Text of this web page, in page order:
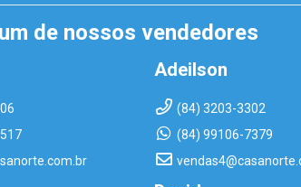
de nossos vendedores
Adeilson
(84) 3203-3302
(84) 99106-7379